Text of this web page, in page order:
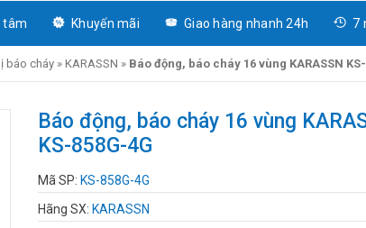
tâm Khuyến mãi Giao hàng nhanh 24h 7
báo cháy » KARASSN » Báo động, báo cháy 16 vùng KARASSN
Báo động, báo cháy 16 vùng
KS-858G-4G
Mã SP: KS-858G-4G
Hãng SX: KARASSN